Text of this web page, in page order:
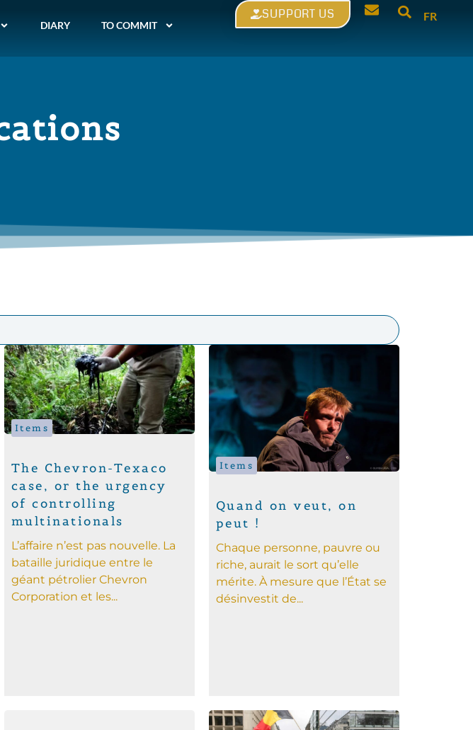
DIARY TO COMMIT
SUPPORT US FR
Items
The Chevron-Texaco
case, or the urgency
of controlling
multinationals
L’affaire n’est pas nouvelle. La
bataille juridique entre le
géant pétrolier Chevron
Corporation et les...
Items
Quand on veut, on
peut !
Chaque personne, pauvre ou
riche, aurait le sort qu’elle
mérite. À mesure que l’État se
désinvestit de...